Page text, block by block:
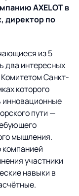
для склада
с AXELOT
сервисы
нас
AXELOT в
директор по
из 5
два интересных
Санкт-
которого
пути —
мышления.
компанией
участники
навыки в